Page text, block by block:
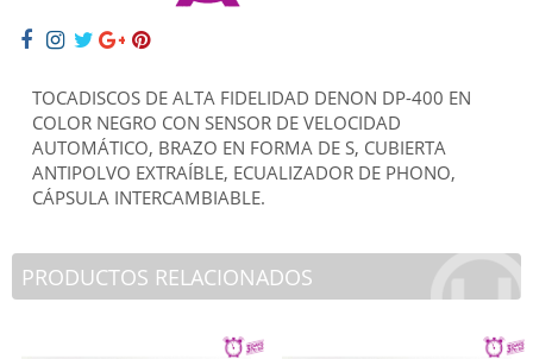
TOCADISCOS DE ALTA FIDELIDAD DENON DP-400 EN
COLOR NEGRO CON SENSOR DE VELOCIDAD
AUTOMÁTICO, BRAZO EN FORMA DE S, CUBIERTA
ANTIPOLVO EXTRAÍBLE, ECUALIZADOR DE PHONO,
CÁPSULA INTERCAMBIABLE.
PRODUCTOS RELACIONADOS